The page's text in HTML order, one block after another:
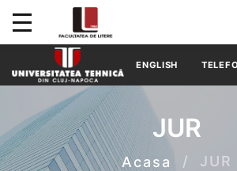
ENGLISH
JUR
Acasa JUR